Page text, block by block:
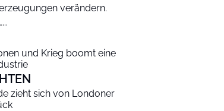
verändern.
und Krieg boomt eine
zieht sich von Londoner